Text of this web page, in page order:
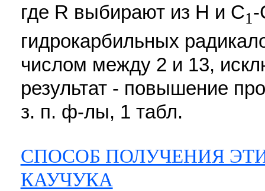
где R выбирают из Н и С1
гидрокарбильных
числом между 2 и 13,
результат - повышение
з. п. ф-лы, 1 табл.
СПОСОБ ПОЛУЧЕНИЯ
КАУЧУКА